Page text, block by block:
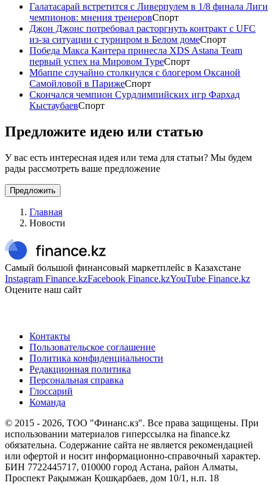
Галатасарай встретится с Ливерпулем в 1/8 финала Лиги
чемпионов: мнения тренеровСпорт
Джон Джонс потребовал расторгнуть контракт с UFC
из-за ситуации с турниром в Белом домеСпорт
Победа Макса Кантера принесла XDS Astana Team
первый успех на Мировом ТуреСпорт
Мбаппе случайно столкнулся с блогером Оксаной
Самойловой в ПарижеСпорт
Скончался чемпион Сурдлимпийских игр Фархад
КыстаубаевСпорт
Предложите идею или статью
У вас есть интересная идея или тема для статьи? Мы будем
рады рассмотреть ваше предложение
Предложить
Главная
Новости
Самый большой финансовый маркетплейс в Казахстане
Instagram Finance.kzFacebook Finance.kzYouTube Finance.kz
Оцените наш сайт
Контакты
Пользовательское соглашение
Политика конфиденциальности
Редакционная политика
Персональная справка
Глоссарий
Команда
© 2015 - 2026, ТОО "Финанс.кз". Все права защищены. При
использовании материалов гиперссылка на finance.kz
обязательна. Содержание сайта не является рекомендацией
или офертой и носит информационно-справочный характер.
БИН 7722445717, 010000 город Астана, район Алматы,
Проспект Рақымжан Қошқарбаев, дом 10/1, н.п. 18